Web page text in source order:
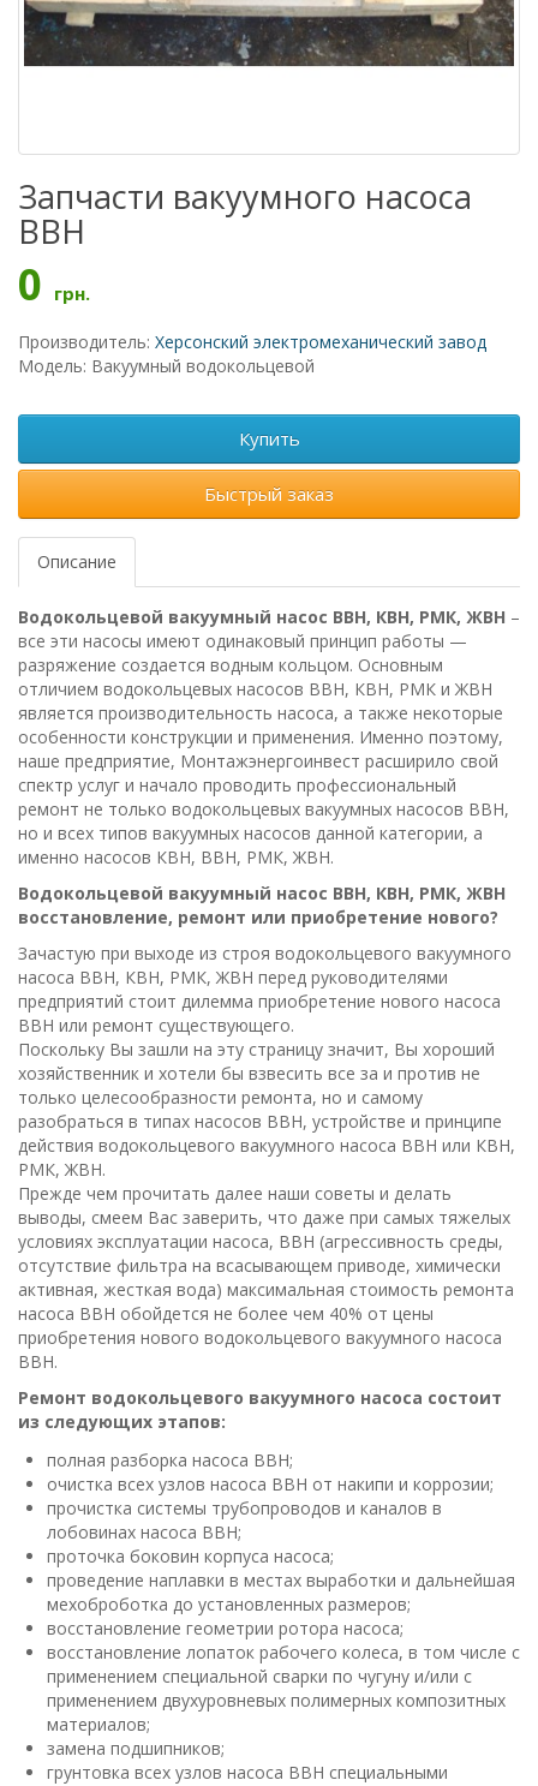
Запчасти вакуумного насоса
ВВН
0 грн.
Производитель: Херсонский электромеханический завод
Модель: Вакуумный водокольцевой
Купить
Быстрый заказ
Описание
Водокольцевой вакуумный насос ВВН, КВН, РМК, ЖВН –
все эти насосы имеют одинаковый принцип работы —
разряжение создается водным кольцом. Основным
отличием водокольцевых насосов ВВН, КВН, РМК и ЖВН
является производительность насоса, а также некоторые
особенности конструкции и применения. Именно поэтому,
наше предприятие, Монтажэнергоинвест расширило свой
спектр услуг и начало проводить профессиональный
ремонт не только водокольцевых вакуумных насосов ВВН,
но и всех типов вакуумных насосов данной категории, а
именно насосов КВН, ВВН, РМК, ЖВН.
Водокольцевой вакуумный насос ВВН, КВН, РМК, ЖВН
восстановление, ремонт или приобретение нового?
Зачастую при выходе из строя водокольцевого вакуумного
насоса ВВН, КВН, РМК, ЖВН перед руководителями
предприятий стоит дилемма приобретение нового насоса
ВВН или ремонт существующего.
Поскольку Вы зашли на эту страницу значит, Вы хороший
хозяйственник и хотели бы взвесить все за и против не
только целесообразности ремонта, но и самому
разобраться в типах насосов ВВН, устройстве и принципе
действия водокольцевого вакуумного насоса ВВН или КВН,
РМК, ЖВН.
Прежде чем прочитать далее наши советы и делать
выводы, смеем Вас заверить, что даже при самых тяжелых
условиях эксплуатации насоса, ВВН (агрессивность среды,
отсутствие фильтра на всасывающем приводе, химически
активная, жесткая вода) максимальная стоимость ремонта
насоса ВВН обойдется не более чем 40% от цены
приобретения нового водокольцевого вакуумного насоса
ВВН.
Ремонт водокольцевого вакуумного насоса состоит
из следующих этапов:
полная разборка насоса ВВН;
очистка всех узлов насоса ВВН от накипи и коррозии;
прочистка системы трубопроводов и каналов в
лобовинах насоса ВВН;
проточка боковин корпуса насоса;
проведение наплавки в местах выработки и дальнейшая
мехоброботка до установленных размеров;
восстановление геометрии ротора насоса;
восстановление лопаток рабочего колеса, в том числе с
применением специальной сварки по чугуну и/или с
применением двухуровневых полимерных композитных
материалов;
замена подшипников;
грунтовка всех узлов насоса ВВН специальными